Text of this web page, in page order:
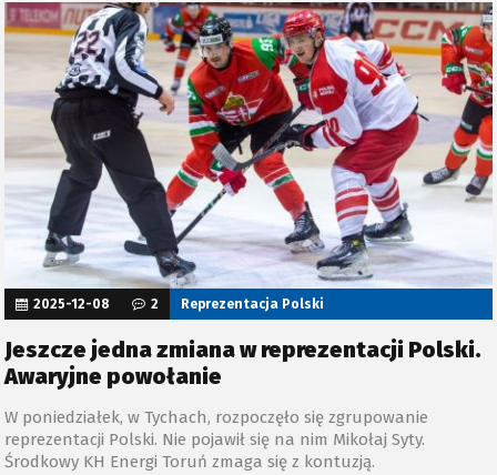
Jeszcze jedna zmiana w reprezentacji Polski.
Awaryjne powołanie
W poniedziałek, w Tychach, rozpoczęło się zgrupowanie
reprezentacji Polski. Nie pojawił się na nim Mikołaj Syty.
Środkowy KH Energi Toruń zmaga się z kontuzją.
2025-12-08 2 Reprezentacja Polski